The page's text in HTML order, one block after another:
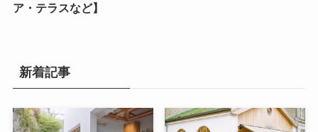
ア・テラスなど】
新着記事